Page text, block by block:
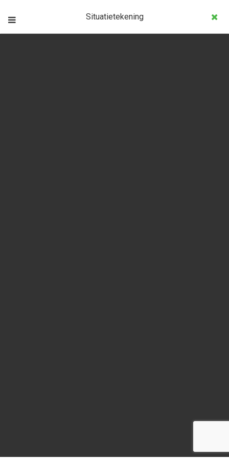
Situatietekening